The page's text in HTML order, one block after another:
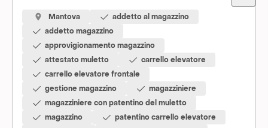
Mantova
addetto al magazzino
addetto magazzino
approvigionamento magazzino
attestato muletto
carrello elevatore
carrello elevatore frontale
gestione magazzino
magazziniere
magazziniere con patentino del muletto
magazzino
patentino carrello elevatore